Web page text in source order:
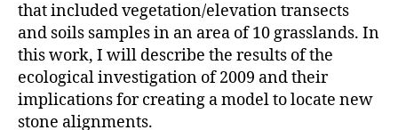
that included vegetation/elevation transects
and soils samples in an area of 10 grasslands. In
this work, I will describe the results of the
ecological investigation of 2009 and their
implications for creating a model to locate new
stone alignments.